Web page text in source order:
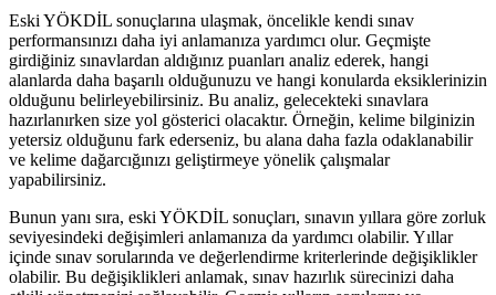
Eski YÖKDİL sonuçlarına ulaşmak, öncelikle kendi sınav
performansınızı daha iyi anlamanıza yardımcı olur. Geçmişte
girdiğiniz sınavlardan aldığınız puanları analiz ederek, hangi
alanlarda daha başarılı olduğunuzu ve hangi konularda eksiklerinizin
olduğunu belirleyebilirsiniz. Bu analiz, gelecekteki sınavlara
hazırlanırken size yol gösterici olacaktır. Örneğin, kelime bilginizin
yetersiz olduğunu fark ederseniz, bu alana daha fazla odaklanabilir
ve kelime dağarcığınızı geliştirmeye yönelik çalışmalar
yapabilirsiniz.
Bunun yanı sıra, eski YÖKDİL sonuçları, sınavın yıllara göre zorluk
seviyesindeki değişimleri anlamanıza da yardımcı olabilir. Yıllar
içinde sınav sorularında ve değerlendirme kriterlerinde değişiklikler
olabilir. Bu değişiklikleri anlamak, sınav hazırlık sürecinizi daha